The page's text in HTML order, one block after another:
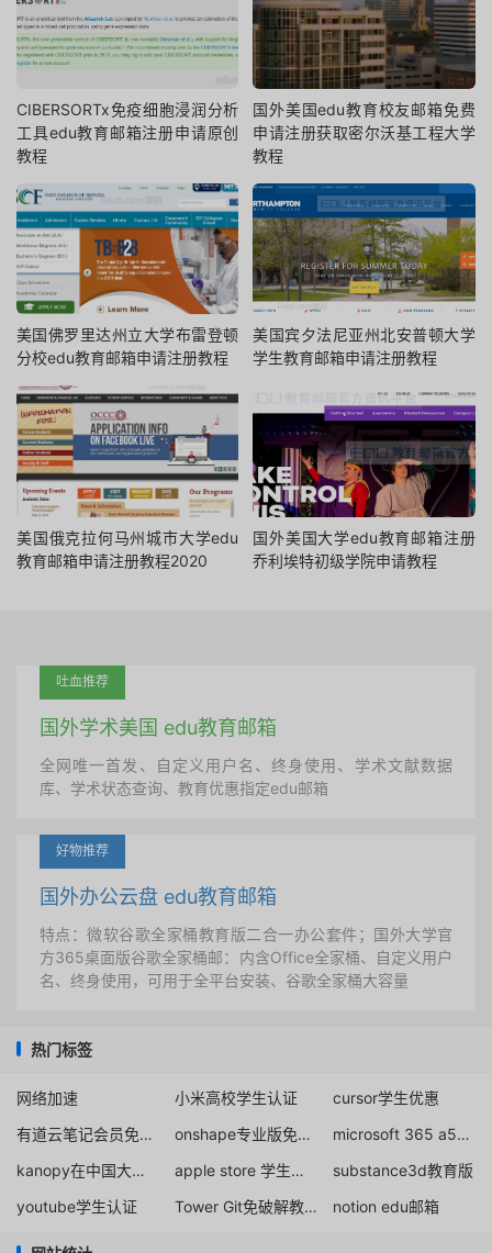
CIBERSORTx免疫细胞浸润分析
工具edu教育邮箱注册申请原创
教程
国外美国edu教育校友邮箱免费
申请注册获取密尔沃基工程大学
教程
美国佛罗里达州立大学布雷登顿
分校edu教育邮箱申请注册教程
美国宾夕法尼亚州北安普顿大学
学生教育邮箱申请注册教程
美国俄克拉何马州城市大学edu
教育邮箱申请注册教程2020
国外美国大学edu教育邮箱注册
乔利埃特初级学院申请教程
吐血推荐
国外学术美国 edu教育邮箱
全网唯一首发、自定义用户名、终身使用、学术文献数据
库、学术状态查询、教育优惠指定edu邮箱
好物推荐
国外办公云盘 edu教育邮箱
特点：微软谷歌全家桶教育版二合一办公套件；国外大学官
方365桌面版谷歌全家桶邮：内含Office全家桶、自定义用户
名、终身使用，可用于全平台安装、谷歌全家桶大容量
热门标签
网络加速 小米高校学生认证
cursor学生优惠
有道云笔记会员免费领取
onshape专业版免费使用
microsoft 365 a5学生免费用
kanopy在中国大陆注册学生
apple store 学生认证
substance3d教育版
youtube学生认证
Tower Git免破解教育版免费 notion edu邮箱